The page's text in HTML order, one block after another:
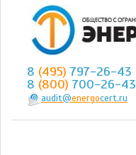
8 (495) 797-26-43
8 (800) 700-26-43
audit@energocert.ru